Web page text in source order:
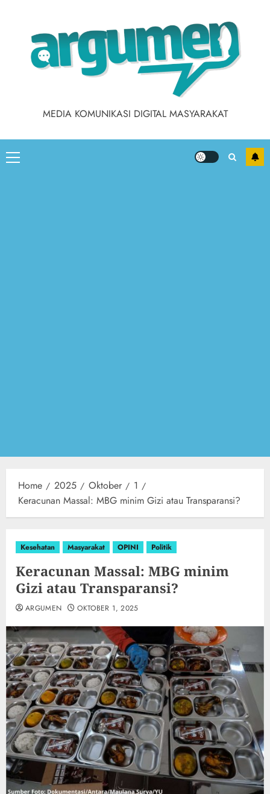
MEDIA KOMUNIKASI DIGITAL MASYARAKAT
Home 2025 Oktober
1
Keracunan Massal: MBG minim Gizi atau Transparansi?
Kesehatan Masyarakat OPINI Politik
Keracunan Massal: MBG minim
Gizi atau Transparansi?
ARGUMEN OKTOBER 1, 2025